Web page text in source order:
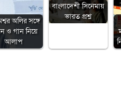
অলির সঙ্গে
ও গান নিয়ে
আলাপ
বাংলাদেশী সিনেমায়
ভারত প্রশ্ন